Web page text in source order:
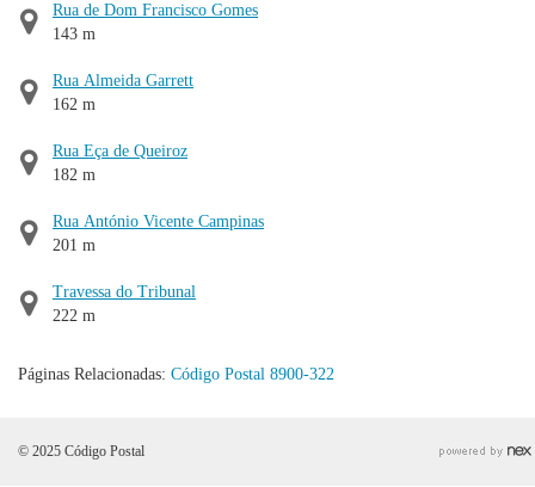
Rua de Dom Francisco Gomes
143 m
Rua Almeida Garrett
162 m
Rua Eça de Queiroz
182 m
Rua António Vicente Campinas
201 m
Travessa do Tribunal
222 m
Páginas Relacionadas: Código Postal 8900-322
© 2025 Código Postal